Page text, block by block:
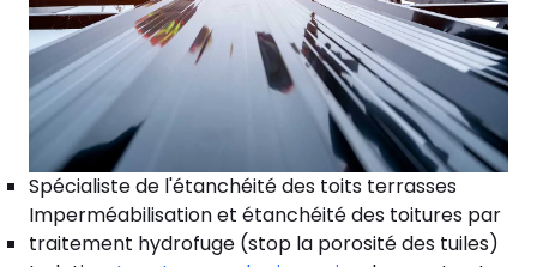
Spécialiste de l'étanchéité des toits terrasses
Imperméabilisation et étanchéité des toitures par
traitement hydrofuge (stop la porosité des tuiles)